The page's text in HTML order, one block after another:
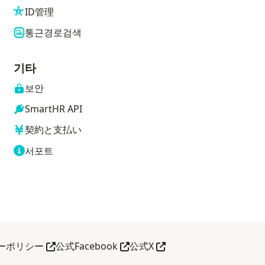
ID管理
통근경로검색
기타
보안
SmartHR API
契約と支払い
서포트
ポリシー 다른 창으로 열기
公式Facebook다른 창으로 열기
公式X다른 창으로 열기